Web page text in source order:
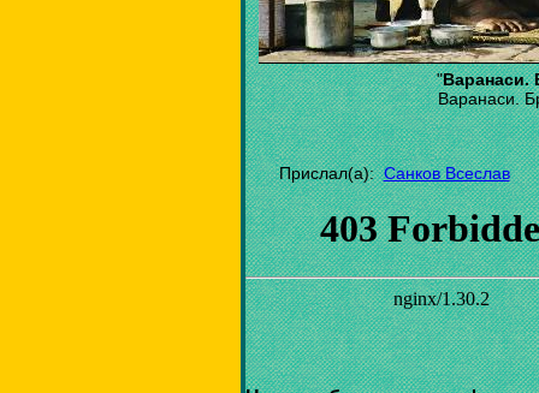
"Варанаси.
Варанаси.
Прислал(а):Санков Всеслав